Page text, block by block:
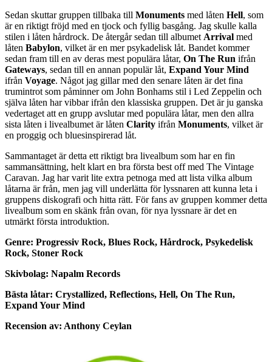
Sedan skuttar gruppen tillbaka till Monuments med låten Hell, som
är en riktigt fröjd med en tjock och fyllig basgång. Jag skulle kalla
stilen i låten hårdrock. De återgår sedan till albumet Arrival med
låten Babylon, vilket är en mer psykadelisk låt. Bandet kommer
sedan fram till en av deras mest populära låtar, On The Run ifrån
Gateways, sedan till en annan populär låt, Expand Your Mind
ifrån Voyage. Något jag gillar med den senare låten är det fina
trumintrot som påminner om John Bonhams stil i Led Zeppelin och
själva låten har vibbar ifrån den klassiska gruppen. Det är ju ganska
vedertaget att en grupp avslutar med populära låtar, men den allra
sista låten i livealbumet är låten Clarity ifrån Monuments, vilket är
en proggig och bluesinspirerad låt.
Sammantaget är detta ett riktigt bra livealbum som har en fin
sammansättning, helt klart en bra första best off med The Vintage
Caravan. Jag har varit lite extra petnoga med att lista vilka album
låtarna är från, men jag vill underlätta för lyssnaren att kunna leta i
gruppens diskografi och hitta rätt. För fans av gruppen kommer detta
livealbum som en skänk från ovan, för nya lyssnare är det en
utmärkt första introduktion.
Genre: Progressiv Rock, Blues Rock, Hårdrock, Psykedelisk
Rock, Stoner Rock
Skivbolag: Napalm Records
Bästa låtar: Crystallized, Reflections, Hell, On The Run,
Expand Your Mind
Recension av: Anthony Ceylan